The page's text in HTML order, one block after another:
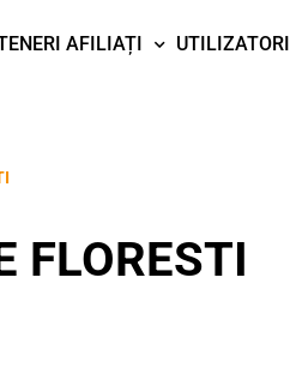
AFILIAȚI UTILIZATORI
FLORESTI